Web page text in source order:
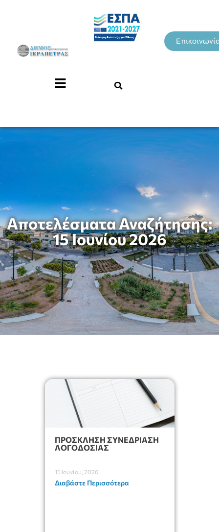
Αποτελέσματα Αναζήτησης:
15 Ιουνίου 2026
ΠΡΟΣΚΛΗΣΗ ΣΥΝΕΔΡΙΑΣΗ
ΛΟΓΟΔΟΣΙΑΣ
15 Ιουνίου, 2026
Διαβάστε Περισσότερα